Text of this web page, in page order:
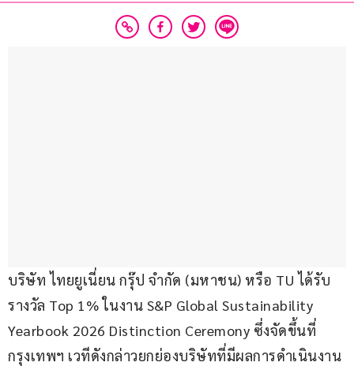
บริษัท ไทยยูเนี่ยน กรุ๊ป จำกัด (มหาชน) หรือ TU ได้รับ
รางวัล Top 1% ในงาน S&P Global Sustainability
Yearbook 2026 Distinction Ceremony ซึ่งจัดขึ้นที่
กรุงเทพฯ เวทีดังกล่าวยกย่องบริษัทที่มีผลการดำเนินงาน